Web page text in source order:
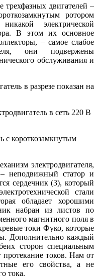
двигателей –
ротором
электрической
В этом их основное
– самое слабое
они подвержены
обслуживания и
в разрезе показан на
с короткозамкнутым
электродвигателя,
неподвижный статор и
сердечник (3), который
стали
обладает хорошими
набран из листов по
магнитного поля в
токи Фуко, которые
Дополнительно каждый
сторон специальным
токов. Нам от
его свойства, а не
тока.